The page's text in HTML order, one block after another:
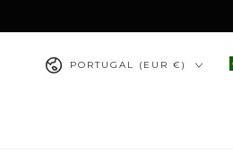
País/região
PORTUGAL (EUR €)